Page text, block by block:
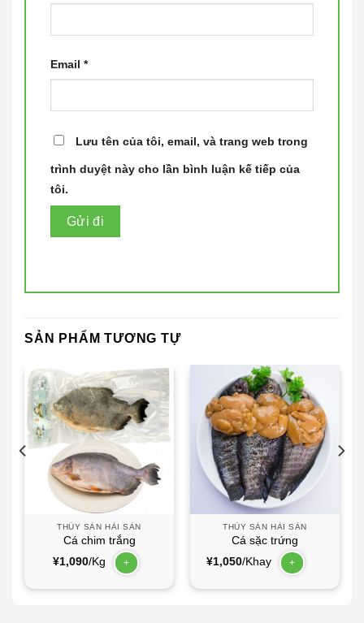
Email *
Lưu tên của tôi, email, và trang web trong
trình duyệt này cho lần bình luận kế tiếp của
tôi.
SẢN PHẨM TƯƠNG TỰ
THỦY SẢN HẢI SẢN
Cá chim trắng
¥1,090/Kg +
THỦY SẢN HẢI SẢN
Cá sặc trứng
¥1,050/Khay +